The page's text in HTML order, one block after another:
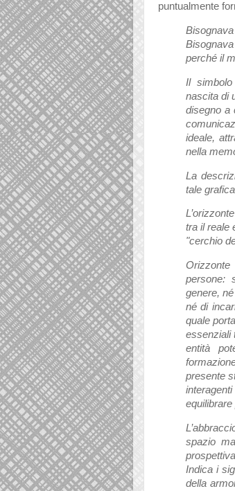
puntualmente
perché il
Il
nascita di
disegno a
ideale,
nella
La
tale
tra il reale
"cerchio
persone:
genere,
né di
quale
essenziali
entità
presente
spazio
Indica i
della